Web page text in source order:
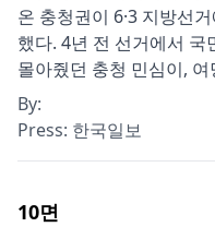
온 충청권이 6·3 지방선
했다. 4년 전 선거에서
몰아줬던 충청 민심이,
By:
Press: 한국일보
10면